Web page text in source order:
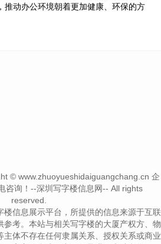
推动办公环境朝着更加健康、环保的方
© www.zhuoyueshidaiguangchang.cn 企
咨询！--深圳写字楼信息网-- All rights
reserved.
信息展示平台，所提供的信息来源于互联
参考。本站与相关写字楼的大厦产权方、物
主体不存在任何隶属关系、授权关系或商业